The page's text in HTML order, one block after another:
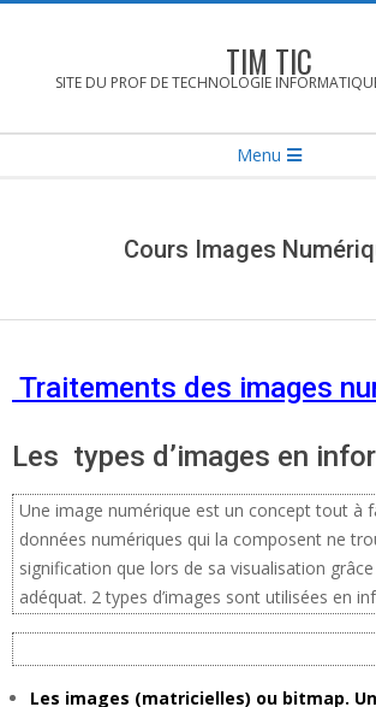
content
TIM TIC
SITE DU PROF DE TECHNOLOGIE
Menu
Cours Images
Traitements des images
Les types d’images en
Une image numérique est un concept tout à
données numériques qui la composent ne
signification que lors de sa visualisation
adéquat. 2 types d’images sont utilisées en
Les images (matricielles) ou bitmap.